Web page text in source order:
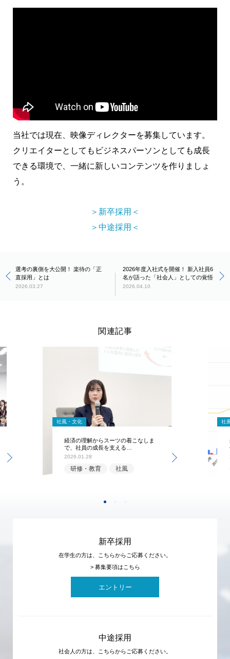
当社では現在、映像ディレクターを募集しています。
クリエイターとしてもビジネスパーソンとしても成長
できる環境で、一緒に新しいコンテンツを作りましょ
う。
＞新卒採用＜
＞中途採用＜
選考の裏側を大公開！ 楽待の「正
直採用」とは
2026.03.27
2026年度入社式を開催！ 新入社員6
名が語った「社会人」としての覚悟
2026.04.10
関連記事
社風・文化
経済の理解からスーツの着こなしま
で、社員の成長を支える…
2026.01.28
研修・教育 社風
社
新卒採用
在学生の方は、こちらからご応募ください。
> 募集要項はこちら
エントリー
中途採用
社会人の方は、こちらからご応募ください。